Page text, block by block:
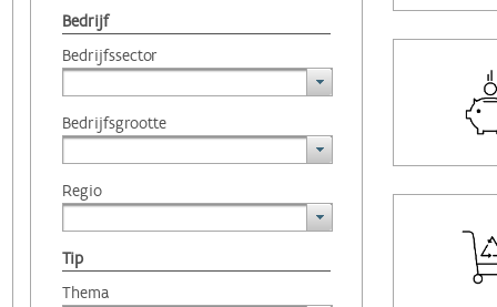
Bedrijf
Bedrijfssector
Bedrijfsgrootte
Regio
Tip
Thema